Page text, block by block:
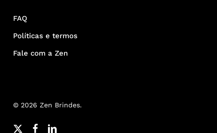
FAQ
Políticas e termos
Fale com a Zen
© 2026 Zen Brindes.
x- facebooklinkedin